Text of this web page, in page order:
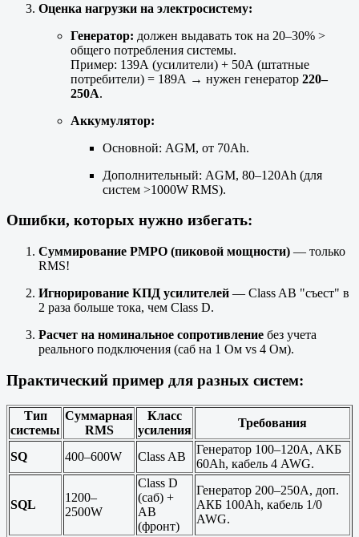
Оценка нагрузки на электросистему:
Генератор: должен выдавать ток на 20–30% >
общего потребления системы.
Пример: 139А (усилители) + 50А (штатные
потребители) = 189А → нужен генератор 220–
250А.
Аккумулятор:
Основной: AGM, от 70Ah.
Дополнительный: AGM, 80–120Ah (для
систем >1000W RMS).
Ошибки, которых нужно избегать:
Суммирование PMPO (пиковой мощности) — только
RMS!
Игнорирование КПД усилителей — Class AB "съест" в
2 раза больше тока, чем Class D.
Расчет на номинальное сопротивление без учета
реального подключения (саб на 1 Ом vs 4 Ом).
Практический пример для разных систем:
Тип
системы
Суммарная
RMS
Класс
усиления
Требования
SQ 400–600W Class AB
Генератор 100–120А, АКБ
60Ah, кабель 4 AWG.
SQL
1200–
2500W
Class D
(саб) +
AB
(фронт)
Генератор 200–250А, доп.
АКБ 100Ah, кабель 1/0
AWG.